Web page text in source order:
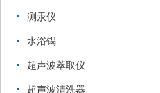
测汞仪
水浴锅
超声波萃取仪
超声波清洗器